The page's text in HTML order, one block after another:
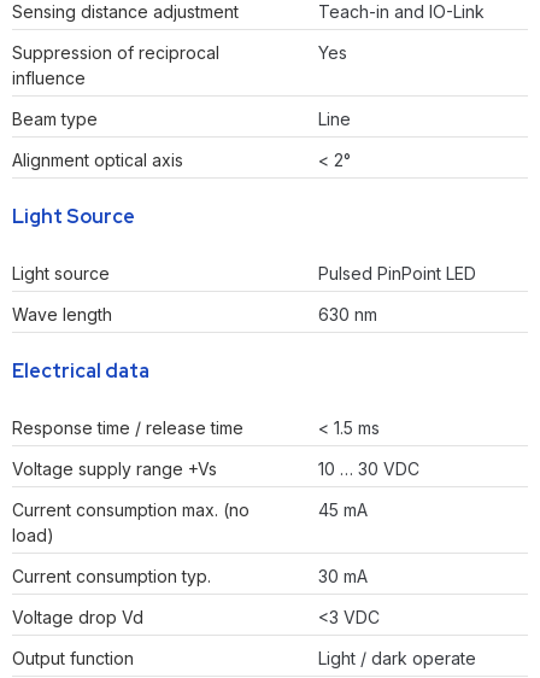
Sensing distance adjustment
Teach-in and IO-Link
Suppression of reciprocal
influence
Yes
Beam type
Line
Alignment optical axis
< 2°
Light Source
Light source
Pulsed PinPoint LED
Wave length
630 nm
Electrical data
Response time / release time
< 1.5 ms
Voltage supply range +Vs
10 … 30 VDC
Current consumption max. (no
load)
45 mA
Current consumption typ.
30 mA
Voltage drop Vd
<3 VDC
Output function
Light / dark operate